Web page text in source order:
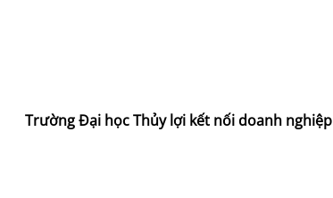
Trường Đại học Thủy lợi kết nối doanh nghiệp